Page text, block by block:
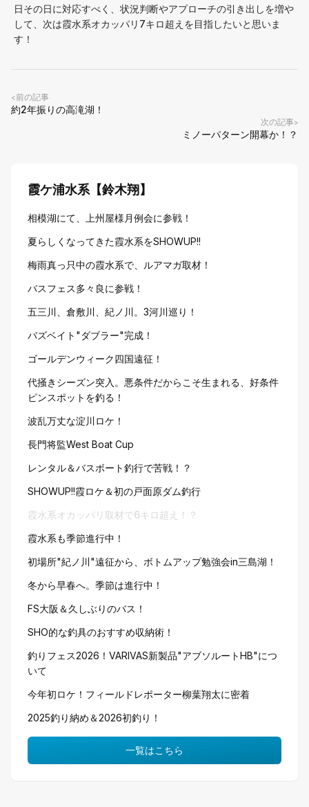
日その日に対応すべく、状況判断やアプローチの引き出しを増や
して、次は霞水系オカッパリ7キロ超えを目指したいと思いま
す！
<前の記事
約2年振りの高滝湖！
次の記事>
ミノーパターン開幕か！？
霞ケ浦水系【鈴木翔】
相模湖にて、上州屋様月例会に参戦！
夏らしくなってきた霞水系をSHOWUP!!
梅雨真っ只中の霞水系で、ルアマガ取材！
バスフェス多々良に参戦！
五三川、倉敷川、紀ノ川。3河川巡り！
バズベイト"ダブラー"完成！
ゴールデンウィーク四国遠征！
代掻きシーズン突入。悪条件だからこそ生まれる、好条件
ピンスポットを釣る！
波乱万丈な淀川ロケ！
長門将監West Boat Cup
レンタル＆バスボート釣行で苦戦！？
SHOWUP!!霞ロケ＆初の戸面原ダム釣行
霞水系オカッパリ取材で6キロ超え！？
霞水系も季節進行中！
初場所"紀ノ川"遠征から、ボトムアップ勉強会in三島湖！
冬から早春へ。季節は進行中！
FS大阪＆久しぶりのバス！
SHO的な釣具のおすすめ収納術！
釣りフェス2026！VARIVAS新製品"アブソルートHB"につ
いて
今年初ロケ！フィールドレポーター柳葉翔太に密着
2025釣り納め＆2026初釣り！
一覧はこちら